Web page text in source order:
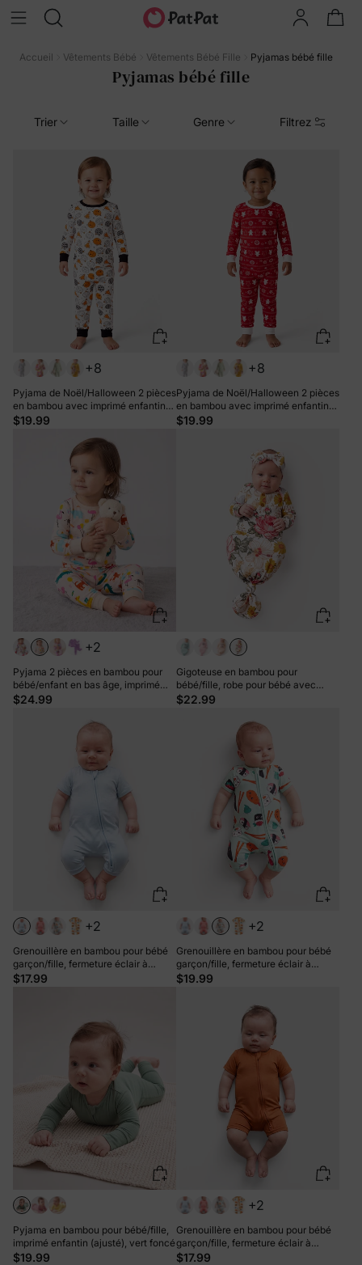
Accueil Vêtements Bébé Vêtements Bébé Fille Pyjamas bébé fille
Pyjamas bébé fille
Trier Taille Genre Filtrez
+8
Pyjama de Noël/Halloween 2 pièces
en bambou avec imprimé enfantin
pour bébé/enfant (coupe ajustée)
$19.99
+8
Pyjama de Noël/Halloween 2 pièces
en bambou avec imprimé enfantin
pour bébé/enfant (coupe ajustée)
$19.99
+2
Pyjama 2 pièces en bambou pour
bébé/enfant en bas âge, imprimé
animalier, coupe ajustée, abricot
$24.99
Gigoteuse en bambou pour
bébé/fille, robe pour bébé avec
bandeau, bloc de couleur
$22.99
+2
Grenouillère en bambou pour bébé
garçon/fille, fermeture éclair à
double sens, antidérapante, motif
$17.99
+2
Grenouillère en bambou pour bébé
garçon/fille, fermeture éclair à
double sens, antidérapante, motif
$19.99
Pyjama en bambou pour bébé/fille,
imprimé enfantin (ajusté), vert foncé
$19.99
+2
Grenouillère en bambou pour bébé
garçon/fille, fermeture éclair à
double sens, antidérapante, motif
$17.99